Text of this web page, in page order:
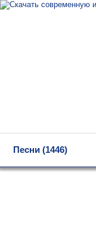
Песни (1446)